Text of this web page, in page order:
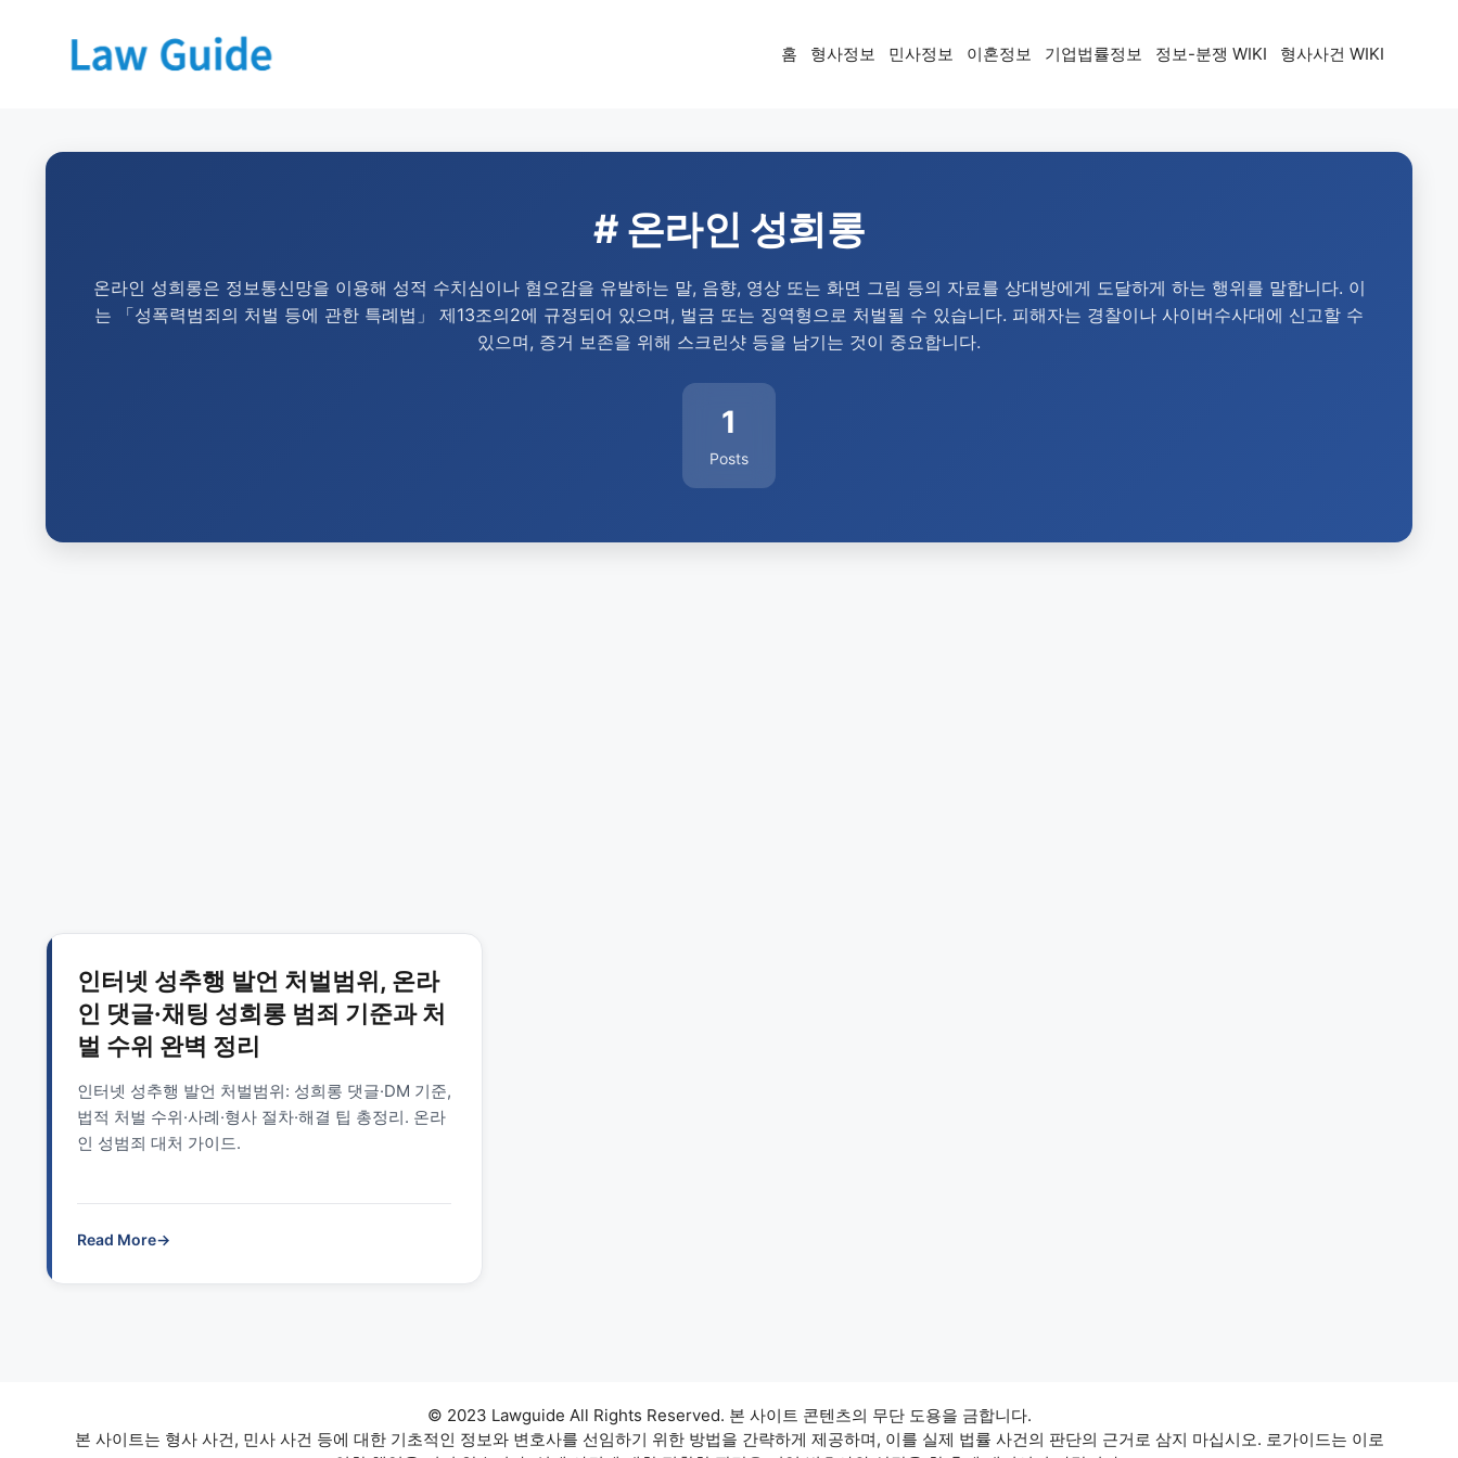
홈 형사정보 민사정보 이혼정보 기업법률정보 정보-분쟁 WIKI 형사사건 WIKI
# 온라인 성희롱
온라인 성희롱은 정보통신망을 이용해 성적 수치심이나 혐오감을 유발하는 말, 음향, 영상 또는 화면 그림 등의 자료를 상대방에게 도달하게 하는 행위를 말합니다. 이
는 「성폭력범죄의 처벌 등에 관한 특례법」 제13조의2에 규정되어 있으며, 벌금 또는 징역형으로 처벌될 수 있습니다. 피해자는 경찰이나 사이버수사대에 신고할 수
있으며, 증거 보존을 위해 스크린샷 등을 남기는 것이 중요합니다.
1
Posts
인터넷 성추행 발언 처벌범위, 온라
인 댓글·채팅 성희롱 범죄 기준과 처
벌 수위 완벽 정리
인터넷 성추행 발언 처벌범위: 성희롱 댓글·DM 기준,
법적 처벌 수위·사례·형사 절차·해결 팁 총정리. 온라
인 성범죄 대처 가이드.
Read More→
© 2023 Lawguide All Rights Reserved. 본 사이트 콘텐츠의 무단 도용을 금합니다.
본 사이트는 형사 사건, 민사 사건 등에 대한 기초적인 정보와 변호사를 선임하기 위한 방법을 간략하게 제공하며, 이를 실제 법률 사건의 판단의 근거로 삼지 마십시오. 로가이드는 이로